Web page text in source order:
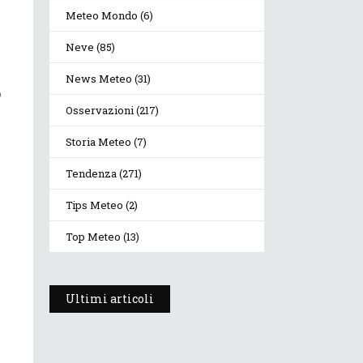
Meteo Mondo (6)
Neve (85)
News Meteo (31)
Osservazioni(217)
Storia Meteo (7)
Tendenza(271)
Tips Meteo (2)
Top Meteo (13)
Ultimi articoli